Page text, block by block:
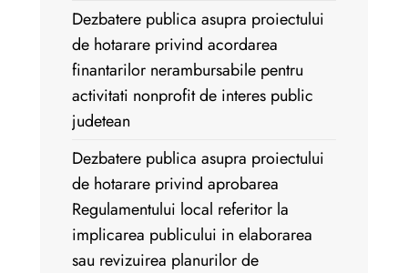
Dezbatere publica asupra proiectului
de hotarare privind acordarea
finantarilor nerambursabile pentru
activitati nonprofit de interes public
judetean
Dezbatere publica asupra proiectului
de hotarare privind aprobarea
Regulamentului local referitor la
implicarea publicului in elaborarea
sau revizuirea planurilor de